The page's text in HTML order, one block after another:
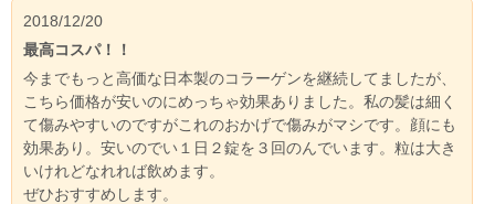
2018/12/20
最高コスパ！！
今までもっと高価な日本製のコラーゲンを継続してましたが、
こちら価格が安いのにめっちゃ効果ありました。私の髪は細く
て傷みやすいのですがこれのおかげで傷みがマシです。顔にも
効果あり。安いのでい１日２錠を３回のんでいます。粒は大き
いけれどなれれば飲めます。
ぜひおすすめします。